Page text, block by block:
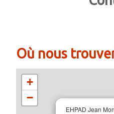
SERVICES
VISITE GUIDÉE
PHOTOS
Où nous
EHPAD Jean
+
−